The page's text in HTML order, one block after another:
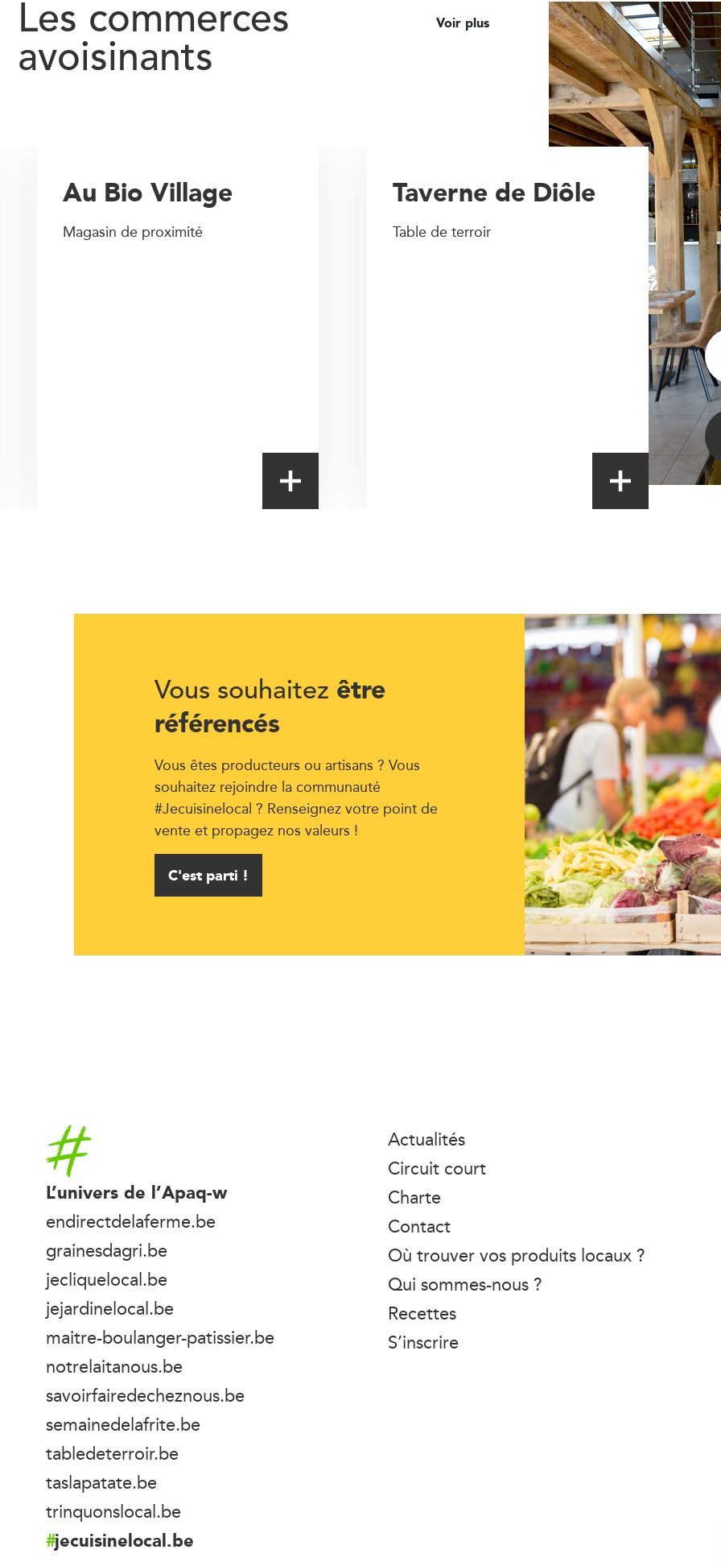
Les commerces
avoisinants
Voir plus
Taverne de Diôle
Table de terroir
Au Bio Village
Magasin de proximité
Vous souhaitez être
référencés
Vous êtes producteurs ou artisans ? Vous
souhaitez rejoindre la communauté
#Jecuisinelocal ? Renseignez votre point de
vente et propagez nos valeurs !
C'est parti !
Accueil
L’univers de l’Apaq-w
endirectdelaferme.be
grainesdagri.be
jecliquelocal.be
jejardinelocal.be
maitre-boulanger-patissier.be
notrelaitanous.be
savoirfairedecheznous.be
semainedelafrite.be
tabledeterroir.be
taslapatate.be
trinquonslocal.be
jecuisinelocal.be
Actualités
Circuit court
Charte
Contact
Où trouver vos produits locaux ?
Qui sommes-nous ?
Recettes
S’inscrire